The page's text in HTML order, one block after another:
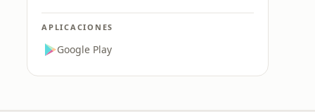
APLICACIONES
Google Play